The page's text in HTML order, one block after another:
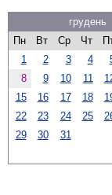
грудень
Пн
Вт Ср Чт
1
2 3 4
8
9 10 11
15
16 17 18
22
23 24 25
29
30 31